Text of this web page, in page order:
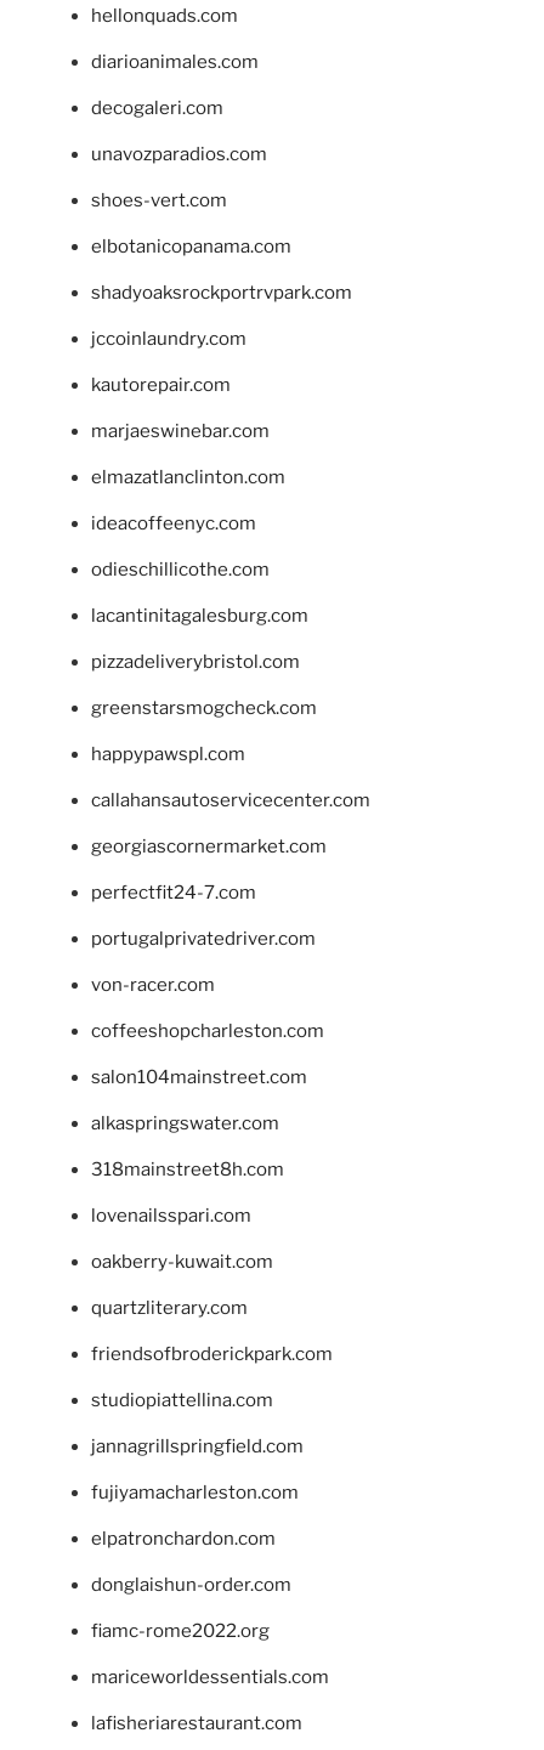
hellonquads.com
diarioanimales.com
decogaleri.com
unavozparadios.com
shoes-vert.com
elbotanicopanama.com
shadyoaksrockportrvpark.com
jccoinlaundry.com
kautorepair.com
marjaeswinebar.com
elmazatlanclinton.com
ideacoffeenyc.com
odieschillicothe.com
lacantinitagalesburg.com
pizzadeliverybristol.com
greenstarsmogcheck.com
happypawspl.com
callahansautoservicecenter.com
georgiascornermarket.com
perfectfit24-7.com
portugalprivatedriver.com
von-racer.com
coffeeshopcharleston.com
salon104mainstreet.com
alkaspringswater.com
318mainstreet8h.com
lovenailsspari.com
oakberry-kuwait.com
quartzliterary.com
friendsofbroderickpark.com
studiopiattellina.com
jannagrillspringfield.com
fujiyamacharleston.com
elpatronchardon.com
donglaishun-order.com
fiamc-rome2022.org
mariceworldessentials.com
lafisheriarestaurant.com